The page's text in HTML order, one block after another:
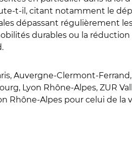
t-il, citant notamment le
dépassant régulièrement
durables ou la réduction
Auvergne-Clermont-
Lyon Rhône-Alpes, ZUR
Rhône-Alpes pour celui de la